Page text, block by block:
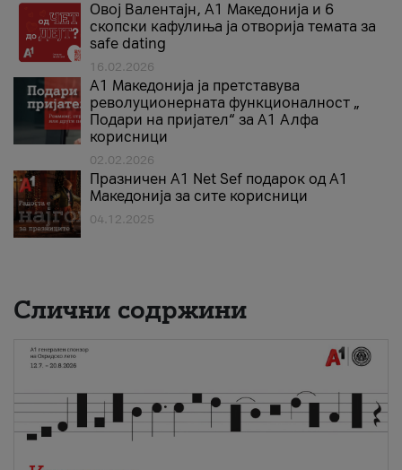
Овој Валентајн, A1 Македонија и 6
скопски кафулиња ја отворија темата за
safe dating
16.02.2026
А1 Македонија ја претставува
револуционерната функционалност „
Подари на пријател“ за А1 Алфа
корисници
02.02.2026
Празничен A1 Net Sеf подарок од А1
Македонија за сите корисници
04.12.2025
Слични содржини